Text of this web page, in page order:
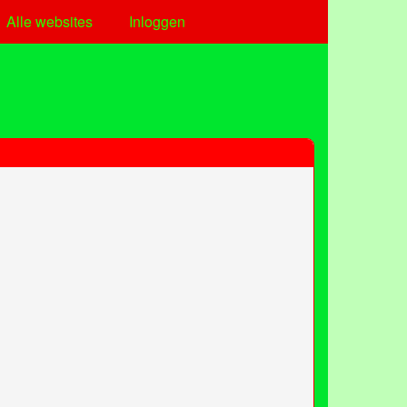
Alle websites Inloggen